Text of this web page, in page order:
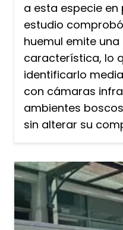
a esta especie en
estudio
huemul emite
característica, lo
identificarlo
con cámaras
ambientes
sin alterar su